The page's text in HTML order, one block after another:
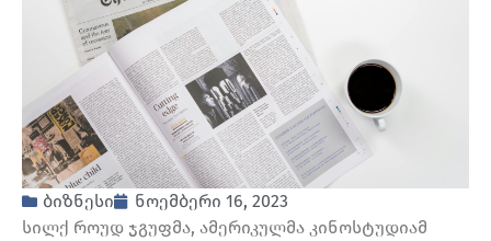
ბიზნესი
ნოემბერი 16, 2023
სილქ როუდ ჯგუფმა, ამერიკულმა კინოსტუდიამ